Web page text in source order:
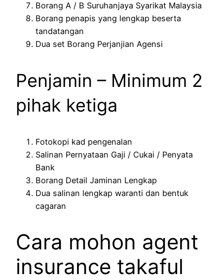
Borang A / B Suruhanjaya Syarikat Malaysia
Borang penapis yang lengkap beserta
tandatangan
Dua set Borang Perjanjian Agensi
Penjamin – Minimum 2
pihak ketiga
Fotokopi kad pengenalan
Salinan Pernyataan Gaji / Cukai / Penyata
Bank
Borang Detail Jaminan Lengkap
Dua salinan lengkap waranti dan bentuk
cagaran
Cara mohon agent
insurance takaful